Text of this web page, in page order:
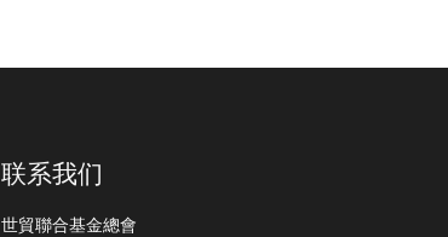
联系我们
世貿聯合基金總會